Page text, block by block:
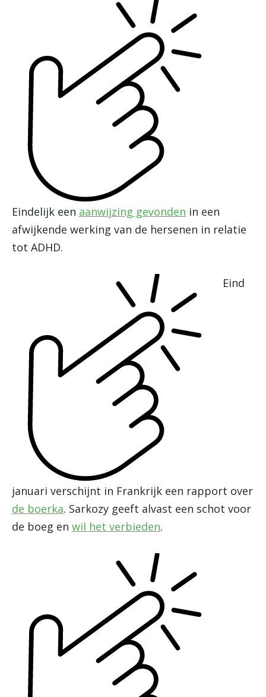
Eindelijk een aanwijzing gevonden in een
afwijkende werking van de hersenen in relatie
tot ADHD.
Eind
januari verschijnt in Frankrijk een rapport over
de boerka. Sarkozy geeft alvast een schot voor
de boeg en wil het verbieden.